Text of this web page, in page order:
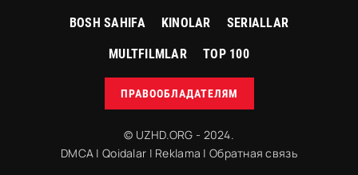
BOSH SAHIFA KINOLAR SERIALLAR
MULTFILMLAR TOP 100
ПРАВООБЛАДАТЕЛЯМ
© UZHD.ORG - 2024.
DMCA |Qoidalar | Reklama | Обратная связь